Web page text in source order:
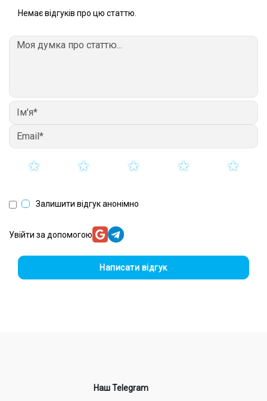
Немає відгуків про цю статтю.
Залишити відгук анонімно
Увійти за допомогою
Написати відгук
Наш Telegram